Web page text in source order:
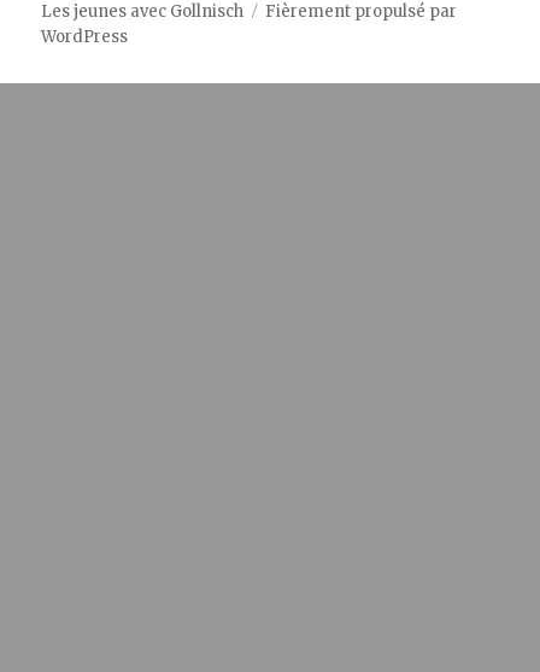
Les jeunes avec Gollnisch
Fièrement propulsé par
WordPress